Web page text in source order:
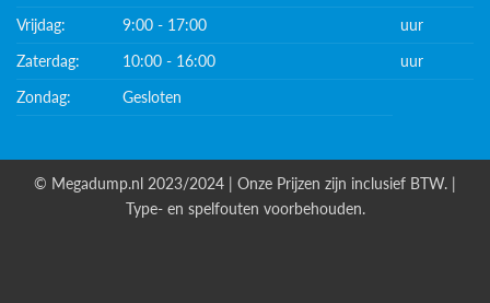
Vrijdag:
9:00 - 17:00
uur
Zaterdag:
10:00 - 16:00
uur
Zondag:
Gesloten
© Megadump.nl 2023/2024 | Onze Prijzen zijn inclusief BTW. |
Type- en spelfouten voorbehouden.